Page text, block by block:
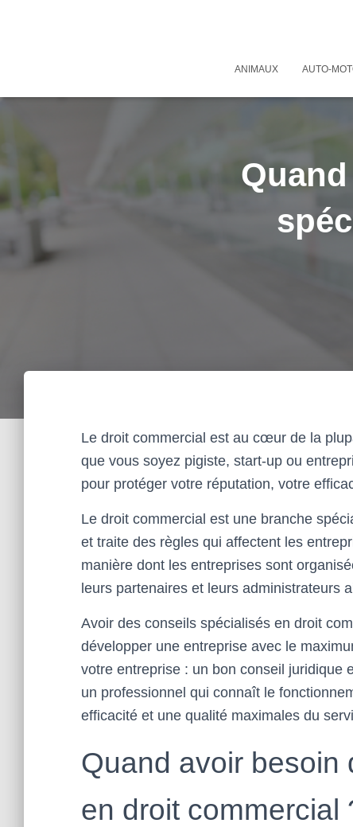
ANIMAUX AUTO-
Le droit commercial est au cœur de la
que vous soyez pigiste, start-up ou
pour protéger votre réputation, votre
Le droit commercial est une branche
et traite des règles qui affectent les
manière dont les entreprises sont
leurs partenaires et leurs administrateurs
Avoir des conseils spécialisés en droit
développer une entreprise avec le
votre entreprise : un bon conseil juridique
un professionnel qui connaît le
efficacité et une qualité maximales du
Quand avoir besoin
en droit commercial